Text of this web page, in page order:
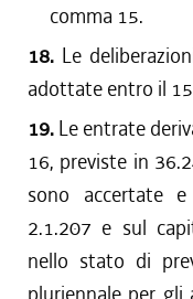
comma 15.
18. Le
adottate entro il
19. Le entrate
16, previste in
sono accertate
2.1.207 e sul
nello stato di